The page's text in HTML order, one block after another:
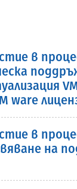
в
ware
в
на